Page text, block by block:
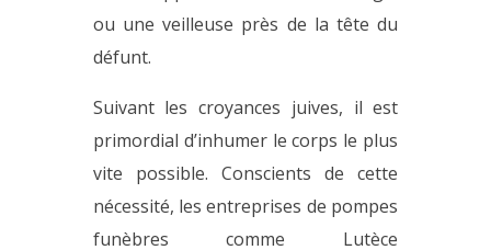
ou une veilleuse près de la tête du
défunt.
Suivant les croyances juives, il est
primordial d’inhumer le corps le plus
vite possible. Conscients de cette
nécessité, les entreprises de pompes
funèbres comme Lutèce